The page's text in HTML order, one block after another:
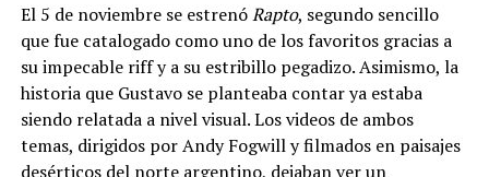
El 5 de noviembre se estrenóRapto, segundo sencillo
que fue catalogado como uno de los favoritos gracias a
su impecable riff y a su estribillo pegadizo. Asimismo, la
historia que Gustavo se planteaba contar ya estaba
siendo relatada a nivel visual. Los videos de ambos
temas, dirigidos por Andy Fogwill y filmados en paisajes
desérticos del norte argentino, dejaban ver un